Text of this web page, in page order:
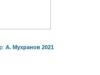
А. Мухранов 2021